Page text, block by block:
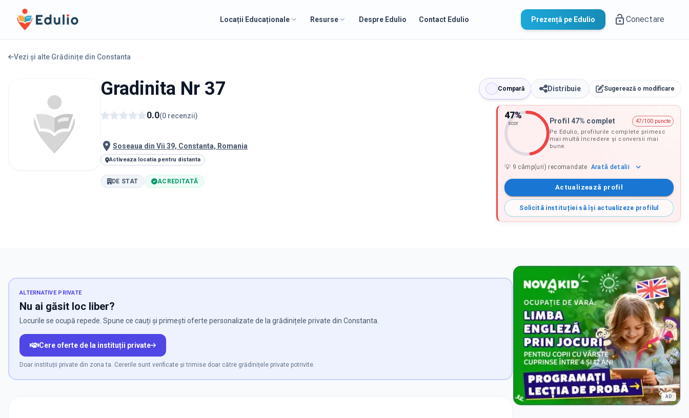
Edulio
Locații Educaționale Resurse Despre Edulio Contact Edulio Prezență pe Edulio Conectare
Vezi și alte Grădinițe din Constanta
Gradinita Nr 37 Compară Distribuie Sugerează o modificare
0.0(0 recenzii)
Soseaua din Vii 39, Constanta, Romania
Activeaza locatia pentru distanta
DE STAT ACREDITATĂ
47%
scor Profil 47% complet
47/100 puncte
Pe Edulio, profilurile complete primesc
mai multă încredere și conversii mai
bune.
💡 9 câmp(uri) recomandate Arată detalii
Actualizează profil
Solicită instituției să își actualizeze profilul
ALTERNATIVE PRIVATE
Nu ai găsit loc liber?
Locurile se ocupă repede. Spune ce cauți și primești oferte personalizate de la grădinițele private din Constanta.
Cere oferte de la instituții private
Doar instituții private din zona ta. Cererile sunt verificate și trimise doar către grădinițele private potrivite.
AD